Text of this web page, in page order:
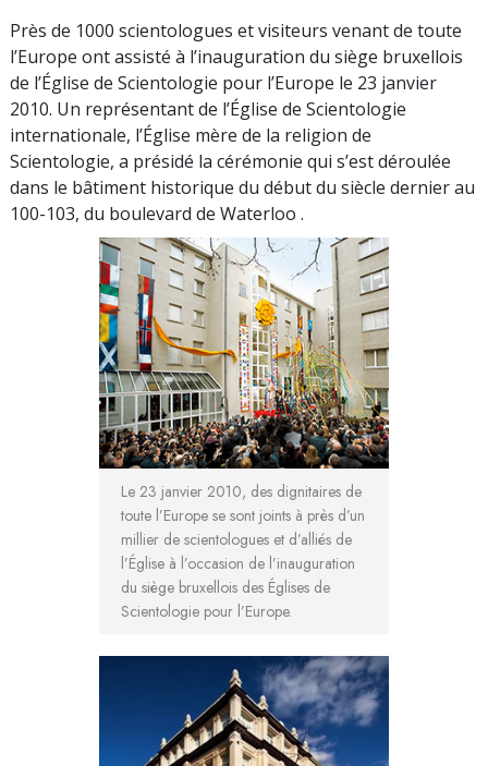
Près de 1000 scientologues et visiteurs venant de toute
l’Europe ont assisté à l’inauguration du siège bruxellois
de l’Église de Scientologie pour l’Europe le 23 janvier
2010. Un représentant de l’Église de Scientologie
internationale, l’Église mère de la religion de
Scientologie, a présidé la cérémonie qui s’est déroulée
dans le bâtiment historique du début du siècle dernier au
100-103, du boulevard de Waterloo .
Le 23 janvier 2010, des dignitaires de
toute l’Europe se sont joints à près d’un
millier de scientologues et d’alliés de
l’Église à l’occasion de l’inauguration
du siège bruxellois des Églises de
Scientologie pour l’Europe.